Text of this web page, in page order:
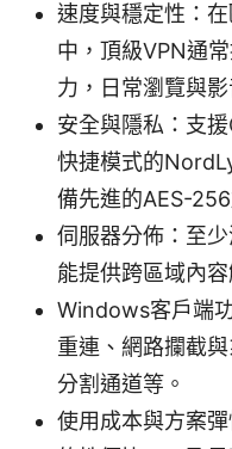
速度與穩定性：
中，頂級VPN通
力，日常瀏覽與
安全與隱私：支
快捷模式的
備先進的AES-
伺服器分佈：至
能提供跨區域內
Windows客戶端
重連、網路攔截
分割通道等。
使用成本與方案